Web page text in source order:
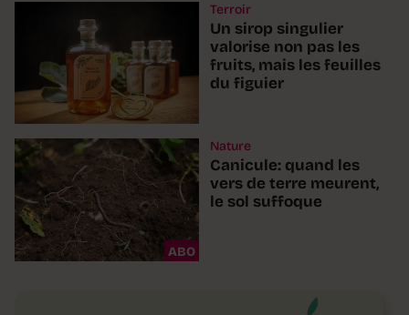
Terroir
Un sirop singulier
valorise non pas les
fruits, mais les feuilles
du figuier
ABO
Nature
Canicule: quand les
vers de terre meurent,
le sol suffoque